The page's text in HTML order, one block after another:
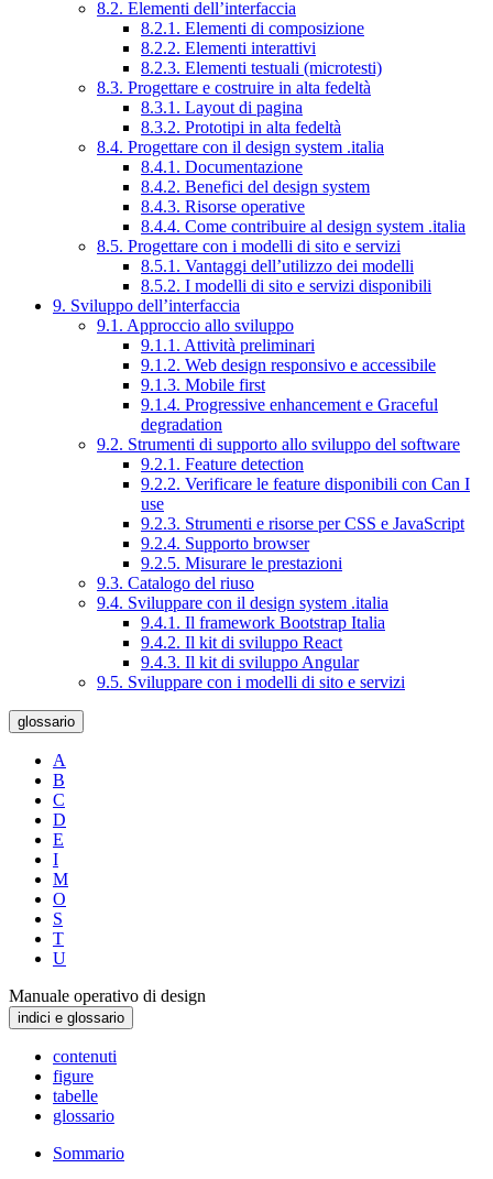
8.2. Elementi dell’interfaccia
8.2.1. Elementi di composizione
8.2.2. Elementi interattivi
8.2.3. Elementi testuali (microtesti)
8.3. Progettare e costruire in alta fedeltà
8.3.1. Layout di pagina
8.3.2. Prototipi in alta fedeltà
8.4. Progettare con il design system .italia
8.4.1. Documentazione
8.4.2. Benefici del design system
8.4.3. Risorse operative
8.4.4. Come contribuire al design system .italia
8.5. Progettare con i modelli di sito e servizi
8.5.1. Vantaggi dell’utilizzo dei modelli
8.5.2. I modelli di sito e servizi disponibili
9. Sviluppo dell’interfaccia
9.1. Approccio allo sviluppo
9.1.1. Attività preliminari
9.1.2. Web design responsivo e accessibile
9.1.3. Mobile first
9.1.4. Progressive enhancement e Graceful
degradation
9.2. Strumenti di supporto allo sviluppo del software
9.2.1. Feature detection
9.2.2. Verificare le feature disponibili con Can I
use
9.2.3. Strumenti e risorse per CSS e JavaScript
9.2.4. Supporto browser
9.2.5. Misurare le prestazioni
9.3. Catalogo del riuso
9.4. Sviluppare con il design system .italia
9.4.1. Il framework Bootstrap Italia
9.4.2. Il kit di sviluppo React
9.4.3. Il kit di sviluppo Angular
9.5. Sviluppare con i modelli di sito e servizi
glossario
A
B
C
D
E
I
M
O
S
T
U
Manuale operativo di design
indici e glossario
contenuti
figure
tabelle
glossario
Sommario